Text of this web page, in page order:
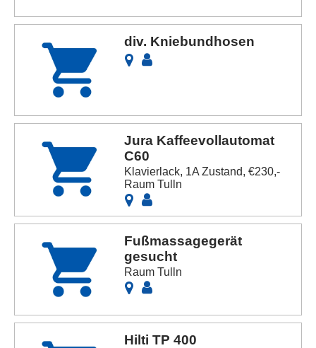
div. Kniebundhosen
Jura Kaffeevollautomat
C60
Klavierlack, 1A Zustand, €230,-
Raum Tulln
Fußmassagegerät
gesucht
Raum Tulln
Hilti TP 400